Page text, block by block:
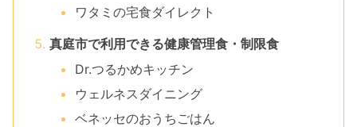
ワタミの宅食ダイレクト
真庭市で利用できる健康管理食・制限食
Dr.つるかめキッチン
ウェルネスダイニング
ベネッセのおうちごはん